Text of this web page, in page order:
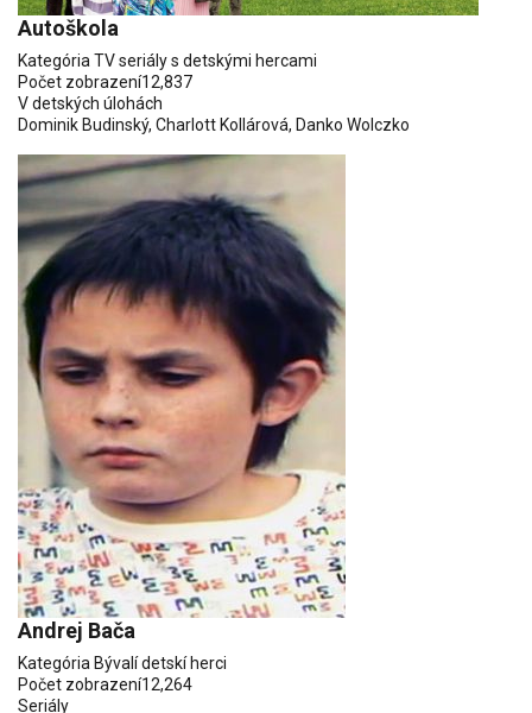
Autoškola
Kategória TV seriály s detskými hercami
Počet zobrazení12,837
V detských úlohách
Dominik Budinský, Charlott Kollárová, Danko Wolczko
Andrej Bača
Kategória Bývalí detskí herci
Počet zobrazení12,264
Seriály